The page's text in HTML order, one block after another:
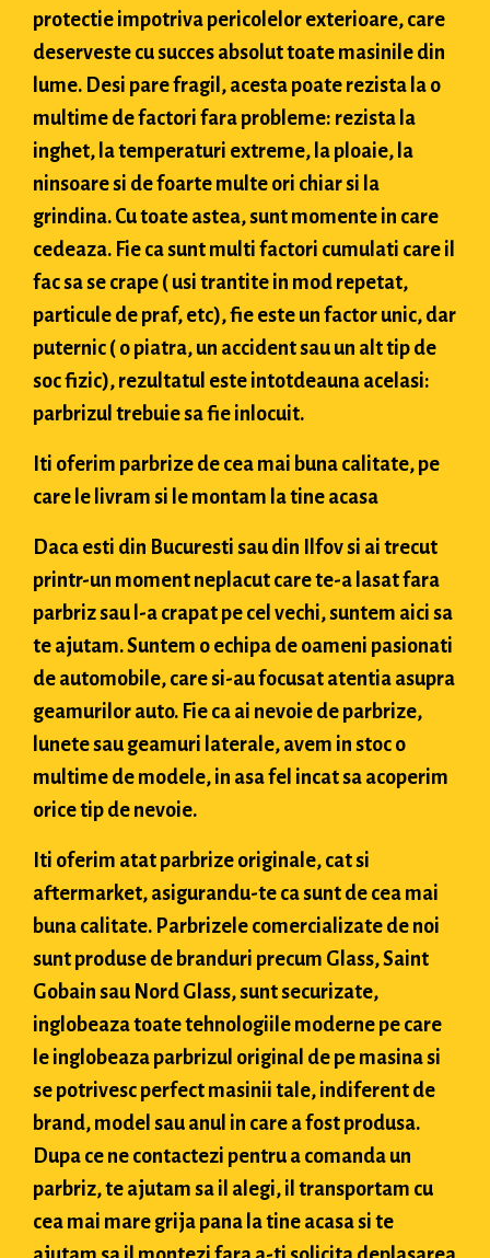
protectie impotriva pericolelor exterioare, care
deserveste cu succes absolut toate masinile din
lume. Desi pare fragil, acesta poate rezista la o
multime de factori fara probleme: rezista la
inghet, la temperaturi extreme, la ploaie, la
ninsoare si de foarte multe ori chiar si la
grindina. Cu toate astea, sunt momente in care
cedeaza. Fie ca sunt multi factori cumulati care il
fac sa se crape ( usi trantite in mod repetat,
particule de praf, etc), fie este un factor unic, dar
puternic ( o piatra, un accident sau un alt tip de
soc fizic), rezultatul este intotdeauna acelasi:
parbrizul trebuie sa fie inlocuit.
Iti oferim parbrize de cea mai buna calitate, pe
care le livram si le montam la tine acasa
Daca esti din Bucuresti sau din Ilfov si ai trecut
printr-un moment neplacut care te-a lasat fara
parbriz sau l-a crapat pe cel vechi, suntem aici sa
te ajutam. Suntem o echipa de oameni pasionati
de automobile, care si-au focusat atentia asupra
geamurilor auto. Fie ca ai nevoie de parbrize,
lunete sau geamuri laterale, avem in stoc o
multime de modele, in asa fel incat sa acoperim
orice tip de nevoie.
Iti oferim atat parbrize originale, cat si
aftermarket, asigurandu-te ca sunt de cea mai
buna calitate. Parbrizele comercializate de noi
sunt produse de branduri precum Glass, Saint
Gobain sau Nord Glass, sunt securizate,
inglobeaza toate tehnologiile moderne pe care
le inglobeaza parbrizul original de pe masina si
se potrivesc perfect masinii tale, indiferent de
brand, model sau anul in care a fost produsa.
Dupa ce ne contactezi pentru a comanda un
parbriz, te ajutam sa il alegi, il transportam cu
cea mai mare grija pana la tine acasa si te